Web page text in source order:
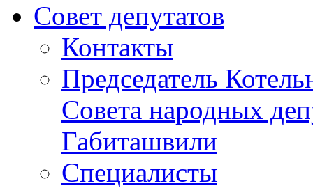
Совет депутатов
Контакты
Председатель
Совета народных
Габиташвили
Специалисты